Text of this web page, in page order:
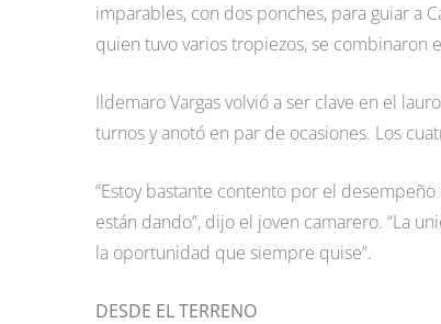
imparables, con dos ponches, para guiar a
quien tuvo varios tropiezos, se
Ildemaro Vargas volvió a ser clave en el
turnos y anotó en par de ocasiones. Los
“Estoy bastante contento por el
están dando”, dijo el joven camarero. “La
la oportunidad que siempre quise”.
DESDE EL TERRENO